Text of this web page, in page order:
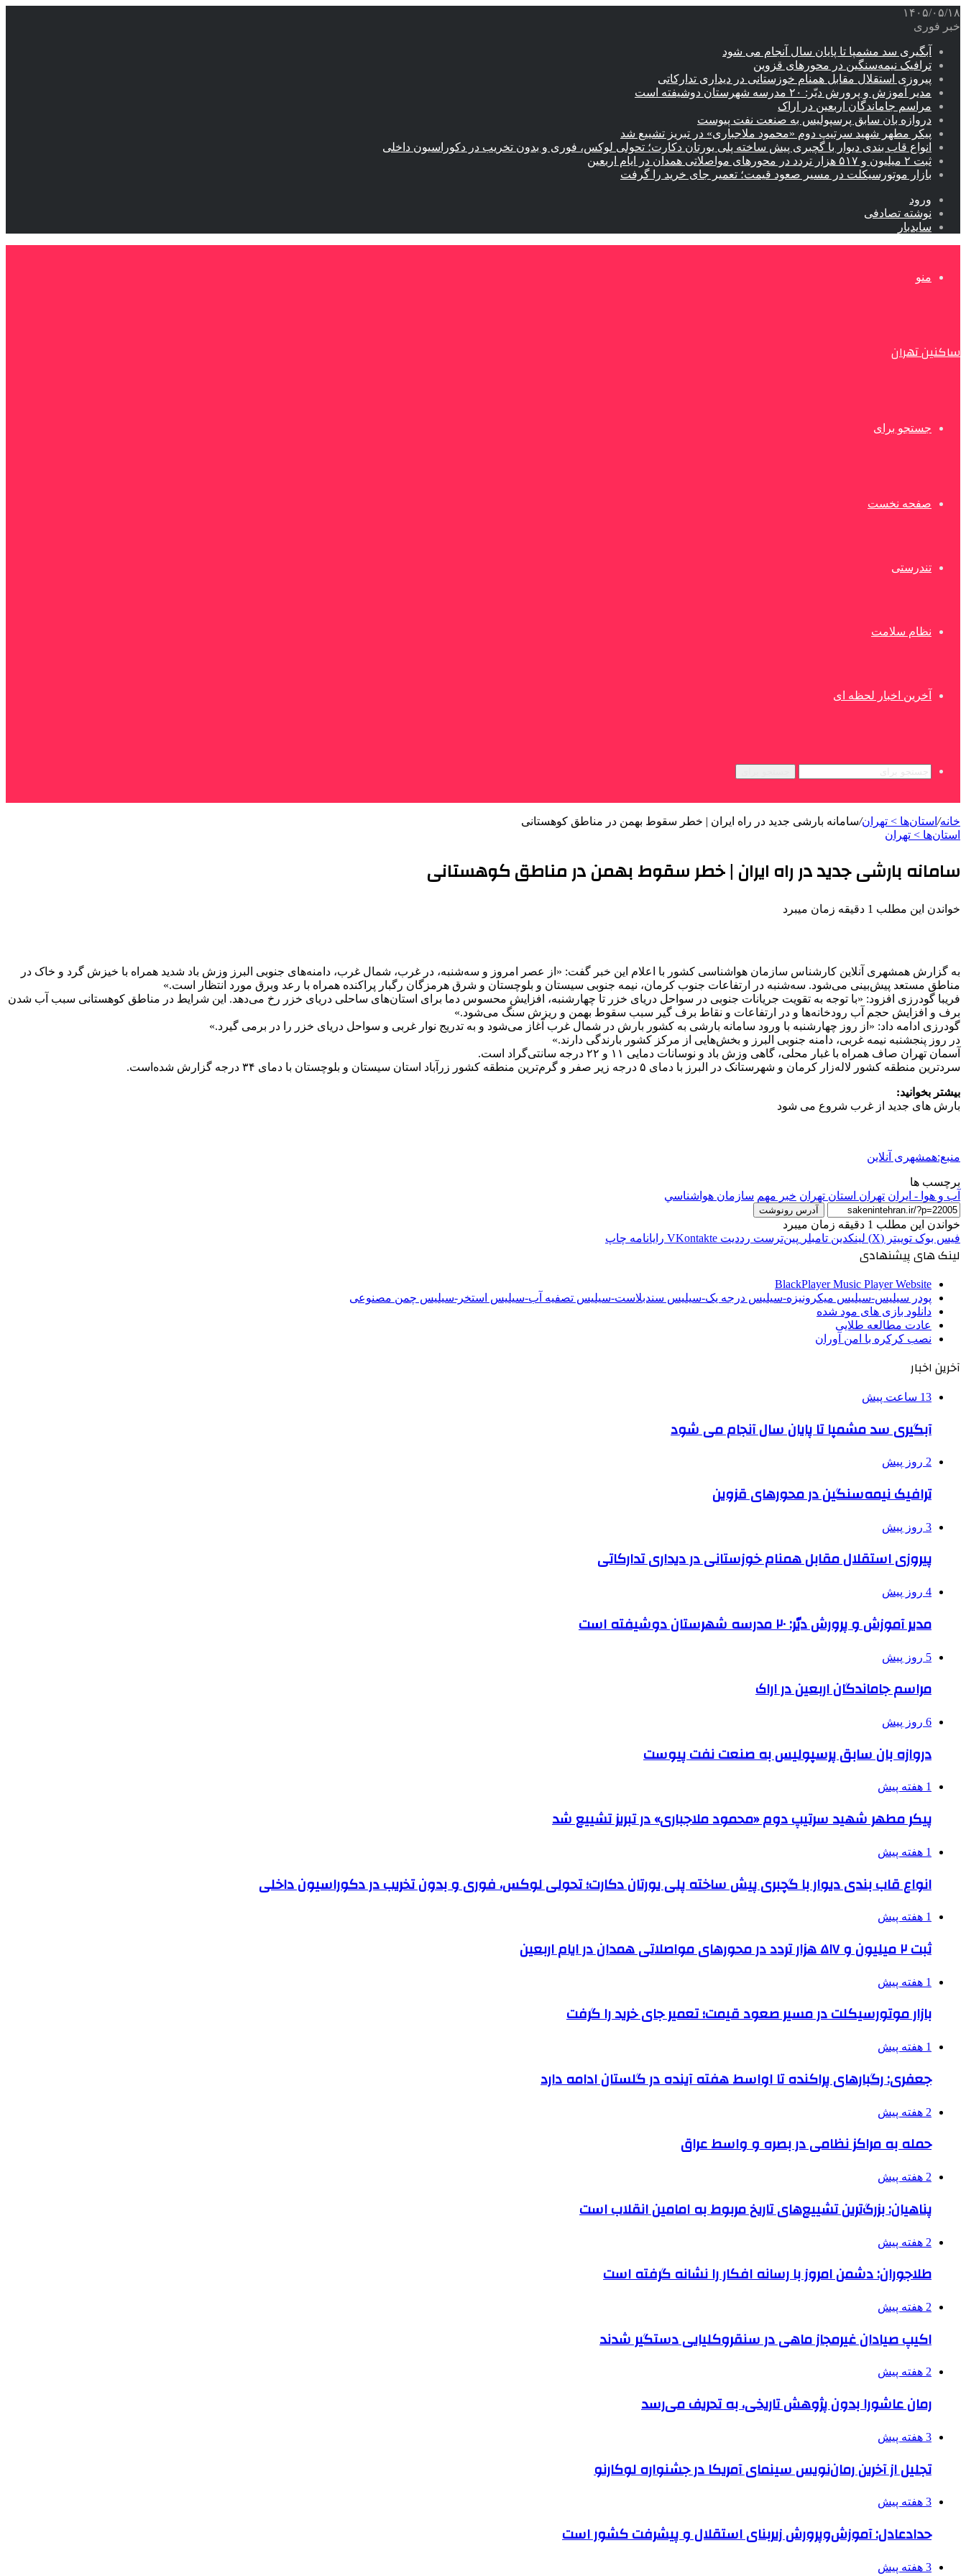
۱۴۰۵/۰۵/۱۸
خبر فوری
آبگیری سد مشمپا تا پایان سال آنجام می شود
ترافیک نیمه‌سنگین در محورهای قزوین
پیروزی استقلال مقابل همنام خوزستانی در دیداری تدارکاتی
مدیر آموزش و پرورش دیّر: ۲۰ مدرسه شهرستان دوشیفته است
مراسم جاماندگان اربعین در اراک
دروازه بان سابق پرسپولیس به صنعت نفت پیوست
پیکر مطهر شهید سرتیپ دوم «محمود ملاجباری» در تبریز تشییع شد
انواع قاب بندی دیوار با گچبری پیش ساخته پلی یورتان دکارت؛ تحولی لوکس، فوری و بدون تخریب در دکوراسیون داخلی
ثبت ۲ میلیون و ۵۱۷ هزار تردد در محورهای مواصلاتی همدان در ایام اربعین
بازار موتورسیکلت در مسیر صعود قیمت؛ تعمیر جای خرید را گرفت
ورود
نوشته تصادفی
سایدبار
منو
ساکنین تهران
جستجو برای
صفحه نخست
تندرستی
نظام سلامت
آخرین اخبار لحظه ای
خانه/ استان‌ها > تهران/سامانه بارشی جدید در راه ایران | خطر سقوط بهمن در مناطق کوهستانی
استان‌ها > تهران
سامانه بارشی جدید در راه ایران | خطر سقوط بهمن در مناطق کوهستانی
خواندن این مطلب 1 دقیقه زمان میبرد
به گزارش همشهری ‌آنلاین کارشناس سازمان هواشناسی کشور با اعلام این خبر گفت: «از عصر امروز و سه‌شنبه، در غرب، شمال غرب، دامنه‌های جنوبی البرز وزش باد شدید همراه با خیزش گرد و خاک در
مناطق مستعد پیش‌بینی می‌شود. سه‌شنبه در ارتفاعات جنوب کرمان، نیمه جنوبی سیستان و بلوچستان و شرق هرمزگان رگبار پراکنده همراه با رعد وبرق مورد انتظار است.»
فریبا گودرزی افزود: «با توجه به تقویت جریانات جنوبی در سواحل دریای خزر تا چهارشنبه، افزایش محسوس دما برای استان‌های ساحلی دریای خزر رخ می‌دهد. این شرایط در مناطق کوهستانی سبب آب شدن
برف و افزایش حجم آب رودخانه‌ها و در ارتفاعات و نقاط برف گیر سبب سقوط بهمن و ریزش سنگ می‌شود.»
گودرزی ادامه داد: «از روز چهارشنبه با ورود سامانه بارشی به کشور بارش در شمال غرب آغاز می‌شود و به تدریج نوار غربی و سواحل دریای خزر را در برمی گیرد.»
در روز پنجشنبه نیمه غربی، دامنه جنوبی البرز و بخش‌هایی از مرکز کشور بارندگی دارند.»
آسمان تهران صاف همراه با غبار محلی، گاهی وزش باد و نوسانات دمایی ۱۱ و ۲۲ درجه سانتی‌گراد است.
سردترین منطقه کشور لاله‌زار کرمان و شهرستانک در البرز با دمای ۵ درجه زیر صفر و گرم‌ترین منطقه کشور زرآباد استان سیستان و بلوچستان با دمای ۳۴ درجه گزارش شده‌است.
بیشتر بخوانید:
بارش‌ های جدید از غرب شروع می شود
منبع:همشهری آنلاین
برچسب ها
آب و هوا - ایران تهران استان تهران خبر مهم سازمان هواشناسي
آدرس رونوشت
خواندن این مطلب 1 دقیقه زمان میبرد
فیس بوک توییتر (X) لینکدین ‫تامبلر ‫پین‌ترست ‫رددیت ‫VKontakte رایانامه چاپ
لینک های پیشنهادی
BlackPlayer Music Player Website
پودر سیلیس-سیلیس میکرونیزه-سیلیس درجه یک-سیلیس سندبلاست-سیلیس تصفیه آب-سیلیس استخر-سیلیس چمن مصنوعی
دانلود بازی های مود شده
عادت مطالعه طلایی
نصب کرکره با امن آوران
آخرین اخبار
13 ساعت پیش
آبگیری سد مشمپا تا پایان سال آنجام می شود
2 روز پیش
ترافیک نیمه‌سنگین در محورهای قزوین
3 روز پیش
پیروزی استقلال مقابل همنام خوزستانی در دیداری تدارکاتی
4 روز پیش
مدیر آموزش و پرورش دیّر: ۲۰ مدرسه شهرستان دوشیفته است
5 روز پیش
مراسم جاماندگان اربعین در اراک
6 روز پیش
دروازه بان سابق پرسپولیس به صنعت نفت پیوست
1 هفته پیش
پیکر مطهر شهید سرتیپ دوم «محمود ملاجباری» در تبریز تشییع شد
1 هفته پیش
انواع قاب بندی دیوار با گچبری پیش ساخته پلی یورتان دکارت؛ تحولی لوکس، فوری و بدون تخریب در دکوراسیون داخلی
1 هفته پیش
ثبت ۲ میلیون و ۵۱۷ هزار تردد در محورهای مواصلاتی همدان در ایام اربعین
1 هفته پیش
بازار موتورسیکلت در مسیر صعود قیمت؛ تعمیر جای خرید را گرفت
1 هفته پیش
جعفری: رگبارهای پراکنده تا اواسط هفته آینده در گلستان ادامه دارد
2 هفته پیش
حمله به مراکز نظامی در بصره و واسط عراق
2 هفته پیش
پناهیان: بزرگ‌ترین تشییع‌های تاریخ مربوط به امامین انقلاب است
2 هفته پیش
طلاجوران: دشمن امروز با رسانه افکار را نشانه گرفته است
2 هفته پیش
اکیپ صیادان غیرمجاز ماهی در سنقروکلیایی دستگیر شدند
2 هفته پیش
رمان عاشورا بدون پژوهش تاریخی، به تحریف می‌رسد
3 هفته پیش
تجلیل از آخرین رمان‌نویس سینمای آمریکا در جشنواره لوکارنو
3 هفته پیش
حدادعادل: آموزش‌وپرورش زیربنای استقلال و پیشرفت کشور است
3 هفته پیش